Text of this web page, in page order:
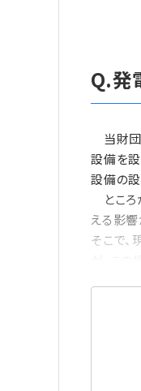
Q.発
当財団
設備を
設備の
ところ
える影
そこで